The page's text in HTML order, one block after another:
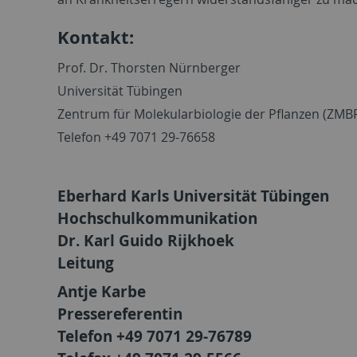
Kontakt:
Prof. Dr. Thorsten Nürnberger
Universität Tübingen
Zentrum für Molekularbiologie der Pflanzen
Telefon +49 7071 29-76658
Eberhard Karls Universität Tübingen
Hochschulkommunikation
Dr. Karl Guido Rijkhoek
Leitung
Antje Karbe
Pressereferentin
Telefon +49 7071 29-76789